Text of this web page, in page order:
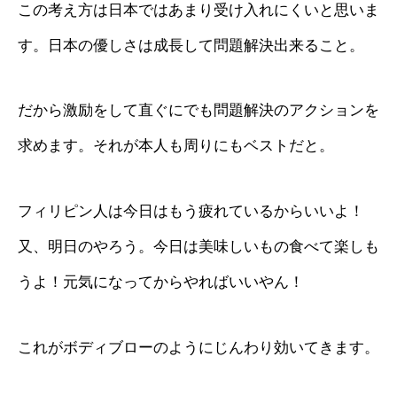
この考え方は日本ではあまり受け入れにくいと思いま
す。日本の優しさは成長して問題解決出来ること。
だから激励をして直ぐにでも問題解決のアクションを
求めます。それが本人も周りにもベストだと。
フィリピン人は今日はもう疲れているからいいよ！
又、明日のやろう。今日は美味しいもの食べて楽しも
うよ！元気になってからやればいいやん！
これがボディブローのようにじんわり効いてきます。